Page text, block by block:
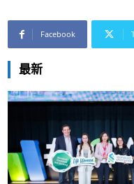
Facebook
最新